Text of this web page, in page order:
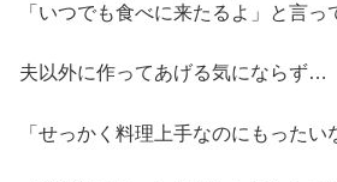
「いつでも食べに来たるよ」と言っ
夫以外に作ってあげる気にならず…
「せっかく料理上手なのにもったい